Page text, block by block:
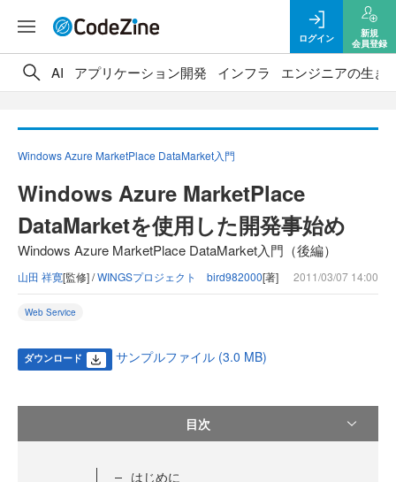
ログイン
新規
会員登録
AI アプリケーション開発 インフラ エンジニアの生き
Windows Azure MarketPlace DataMarket入門
Windows Azure MarketPlace
DataMarketを使用した開発事始め
Windows Azure MarketPlace DataMarket入門（後編）
山田 祥寛[監修] /WINGSプロジェクト bird982000[著] 2011/03/07 14:00
Web Service
ダウンロード サンプルファイル (3.0 MB)
目次
はじめに